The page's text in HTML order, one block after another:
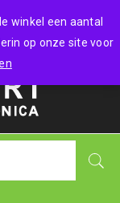
winkel een aantal
op onze site voor
0 items - €0,00